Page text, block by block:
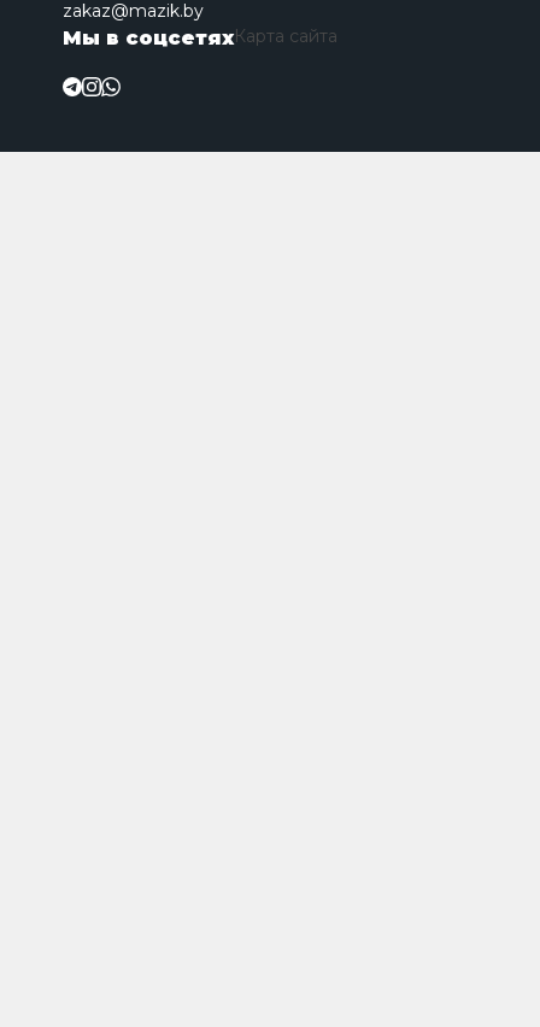
zakaz@mazik.by
Мы в соцсетяхКарта сайта